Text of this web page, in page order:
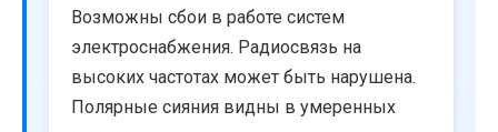
Возможны сбои в работе систем
электроснабжения. Радиосвязь на
высоких частотах может быть нарушена.
Полярные сияния видны в умеренных